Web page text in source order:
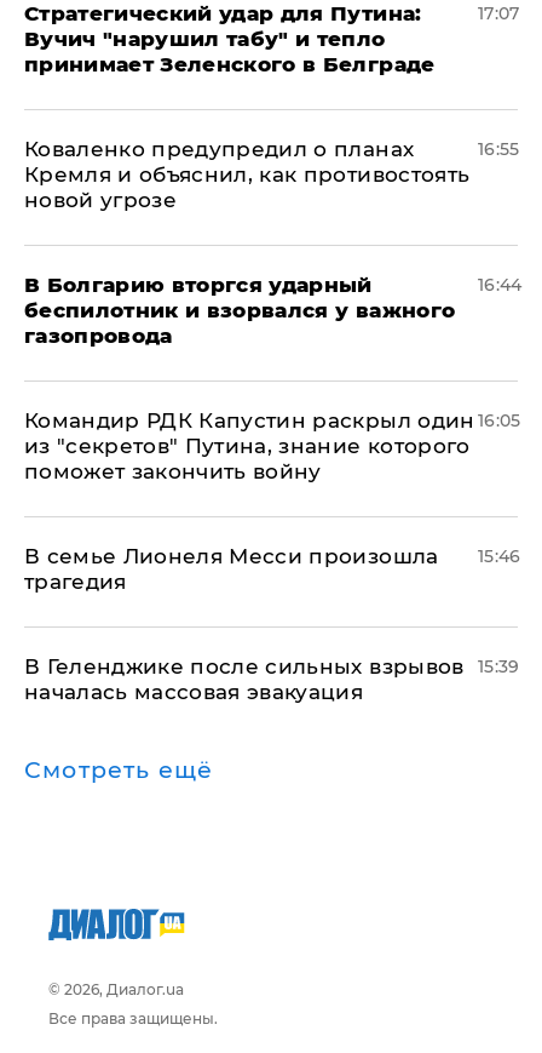
Стратегический удар для Путина:
Вучич "нарушил табу" и тепло
принимает Зеленского в Белграде
17:07
Коваленко предупредил о планах
Кремля и объяснил, как противостоять
новой угрозе
16:55
В Болгарию вторгся ударный
беспилотник и взорвался у важного
газопровода
16:44
Командир РДК Капустин раскрыл один
из "секретов" Путина, знание которого
поможет закончить войну
16:05
В семье Лионеля Месси произошла
трагедия
15:46
В Геленджике после сильных взрывов
началась массовая эвакуация
15:39
Смотреть ещё
© 2026, Диалог.ua
Все права защищены.